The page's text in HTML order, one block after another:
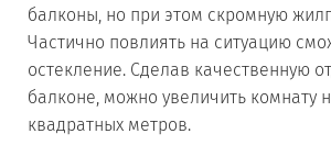
балконы, но при этом скромную
Частично повлиять на ситуацию
остекление. Сделав качественную
балконе, можно увеличить комнату
квадратных метров.